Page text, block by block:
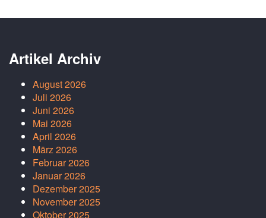
Artikel Archiv
August 2026
Juli 2026
Juni 2026
Mai 2026
April 2026
März 2026
Februar 2026
Januar 2026
Dezember 2025
November 2025
Oktober 2025